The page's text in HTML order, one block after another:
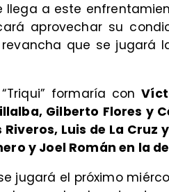
llega a este
aprovechar su
que se jugará
formaría con
Gilberto Flores y
Luis de La Cruz
y Joel Román en la
jugará el próximo